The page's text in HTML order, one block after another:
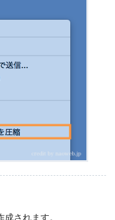
されます。